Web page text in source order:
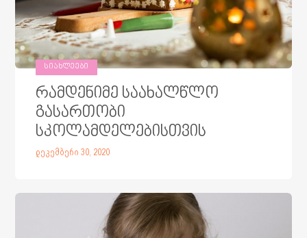
ᲡᲘᲐᲮᲚᲔᲔᲑᲘ
რამდენიმე საახალწლო
გასართობი
სკოლამდელებისთვის
დეკემბერი 30, 2020